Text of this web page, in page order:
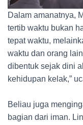
Dalam amanatnya,
tertib waktu bukan
tepat waktu,
waktu dan orang
dibentuk sejak dini
kehidupan kelak,”
Beliau juga
bagian dari iman.